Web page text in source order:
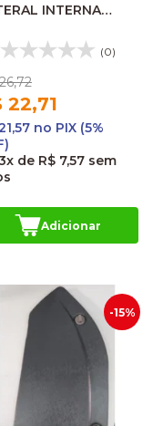
INTERNA
(0)
22,71
no PIX (5%
de R$ 7,57 sem
Adicionar
-15%